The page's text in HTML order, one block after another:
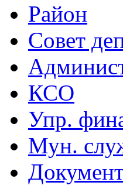
Район
Совет
КСО
Упр.
Мун.